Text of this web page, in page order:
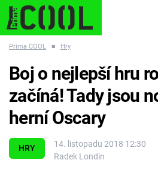
ESCAPE PLNEJ KOTEL
Témata
Prima COOL ■ Hry
HRY
14. listopadu 2018 12:30
Radek Londin
Boj o nejlepší hru
začíná! Tady jsou
herní Oscary